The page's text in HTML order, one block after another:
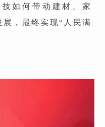
如何带动建材、家
，最终实现“人民满